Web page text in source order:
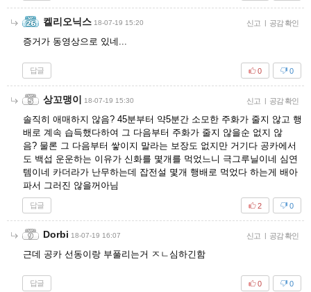
켈리오닉스 18-07-19 15:20 신고 | 공감 확인
증거가 동영상으로 있네...
답글 0
0
상꼬맹이 18-07-19 15:30 신고 | 공감 확인
솔직히 애매하지 않음? 45분부터 약5분간 소모한 주화가 줄지 않고 행
배로 계속 습득했다하여 그 다음부터 주화가 줄지 않을순 없지 않
음? 물론 그 다음부터 쌓이지 말라는 보장도 없지만 거기다 공카에서
도 백섭 운운하는 이유가 신화를 몇개를 먹었느니 극그루닐이네 심연
템이네 카더라가 난무하는데 잡전설 몇개 행배로 먹었다 하는게 배아
파서 그러진 않을꺼아님
답글 0
2
Dorbi 18-07-19 16:07 신고 | 공감 확인
근데 공카 선동이랑 부풀리는거 ㅈㄴ심하긴함
답글 0
0